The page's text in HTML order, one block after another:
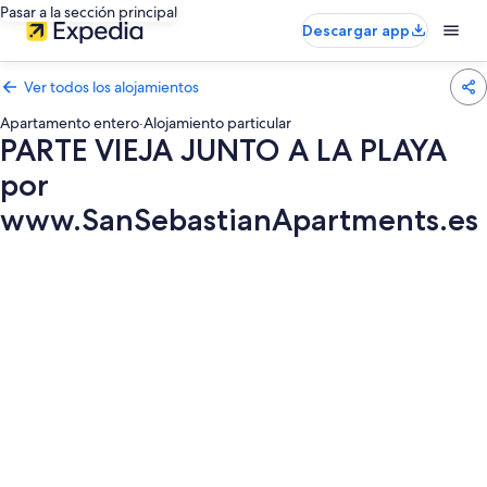
Pasar a la sección principal
Descargar app
Ver todos los alojamientos
Apartamento entero·Alojamiento particular
PARTE VIEJA JUNTO A LA PLAYA
por
www.SanSebastianApartments.es